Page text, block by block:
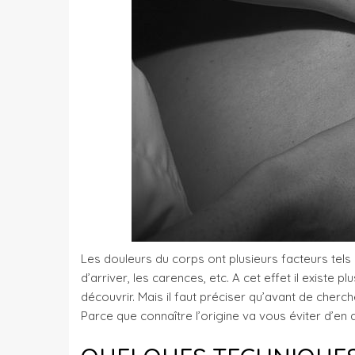
Les douleurs du corps ont plusieurs facteurs
d’arriver, les carences, etc. A cet effet il existe
découvrir. Mais il faut préciser qu’avant de
Parce que connaître l’origine va vous éviter